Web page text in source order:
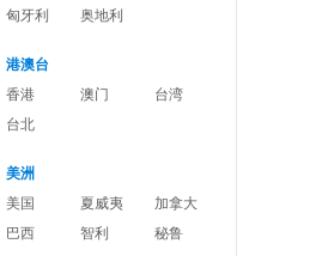
匈牙利
奥地利
港澳台
香港
澳门
台湾
台北
美洲
美国
夏威夷
加拿大
巴西
智利
秘鲁